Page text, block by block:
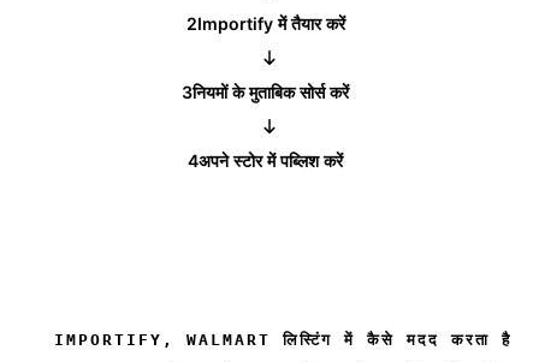
2Importify में तैयार करें
3नियमों के मुताबिक सोर्स करें
4अपने स्टोर में पब्लिश करें
IMPORTIFY, WALMART लिस्टिंग में कैसे मदद करता है